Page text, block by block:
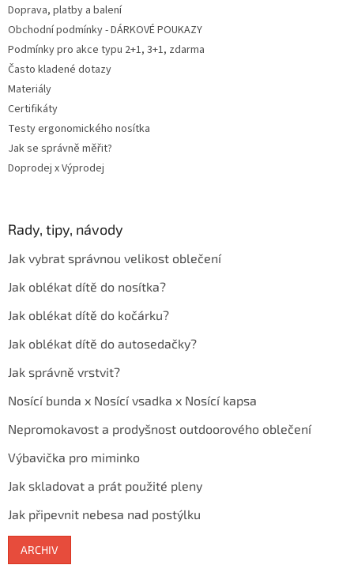
Doprava, platby a balení
Obchodní podmínky - DÁRKOVÉ POUKAZY
Podmínky pro akce typu 2+1, 3+1, zdarma
Často kladené dotazy
Materiály
Certifikáty
Testy ergonomického nosítka
Jak se správně měřit?
Doprodej x Výprodej
Rady, tipy, návody
Jak vybrat správnou velikost oblečení
Jak oblékat dítě do nosítka?
Jak oblékat dítě do kočárku?
Jak oblékat dítě do autosedačky?
Jak správně vrstvit?
Nosící bunda x Nosící vsadka x Nosící kapsa
Nepromokavost a prodyšnost outdoorového oblečení
Výbavička pro miminko
Jak skladovat a prát použité pleny
Jak připevnit nebesa nad postýlku
ARCHIV